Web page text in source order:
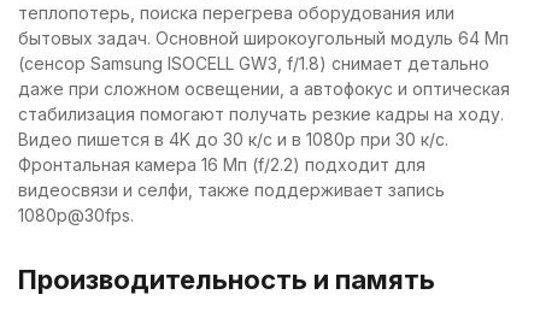
теплопотерь, поиска перегрева оборудования или
бытовых задач. Основной широкоугольный модуль 64 Мп
(сенсор Samsung ISOCELL GW3, f/1.8) снимает детально
даже при сложном освещении, а автофокус и оптическая
стабилизация помогают получать резкие кадры на ходу.
Видео пишется в 4K до 30 к/с и в 1080p при 30 к/с.
Фронтальная камера 16 Мп (f/2.2) подходит для
видеосвязи и селфи, также поддерживает запись
1080p@30fps.
Производительность и память